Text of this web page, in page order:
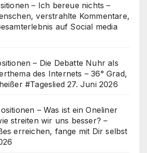
– Ich bereue nichts –
verstrahlte Kommentare,
auf Social media
– Die Debatte Nuhr als
des Internets – 36° Grad,
#Tageslied 27. Juni 2026
– Was ist ein Oneliner
streiten wir uns besser? –
erreichen, fange mit Dir selbst